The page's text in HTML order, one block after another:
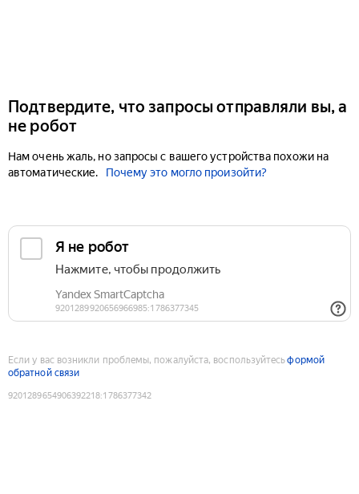
Подтвердите, что запросы отправляли вы, а
не робот
Нам очень жаль, но запросы с вашего устройства похожи на
автоматические.
Почему это могло произойти?
Если у вас возникли проблемы, пожалуйста, воспользуйтесьформой
обратной связи
9201289654906392218:1786377342